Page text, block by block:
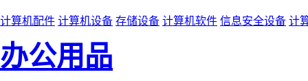
计算机配件 计算机设备 存储设备 计算机软件 信息安全设备 计
办公用品